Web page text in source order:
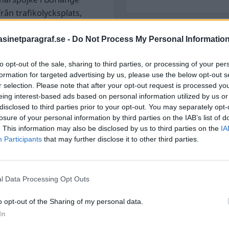
- Do Not Process My Personal Information
opt-out of the sale, sharing to third parties, or processing of your
for targeted advertising by us, please use the below opt-out
selection. Please note that after your opt-out request is processed
interest-based ads based on personal information utilized by us
to third parties prior to your opt-out. You may separately
of your personal information by third parties on the IAB’s list of
This information may also be disclosed by us to third parties on the
Participants that may further disclose it to other third parties.
Data Processing Opt Outs
opt-out of the Sharing of my personal data.
trafikolycksplats,
på en parkerad bil
Pojken avvek
som
vårdslöshet i trafik och
orosanmälan till
organiserade
utbildat
efter sedlar. Två
på Arlanda och en
under 2026,
ett viktigt verktyg i
att mycket
STÖD OSS
PRENUMERERA PÅ
Carlsson
Börje R